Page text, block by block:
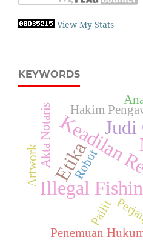
View My Stats
KEYWORDS
Keadilan
Illegal
Judi
Etika
Hakim
Pailit
Penemuan
Akta Notaris
Artwork Robot